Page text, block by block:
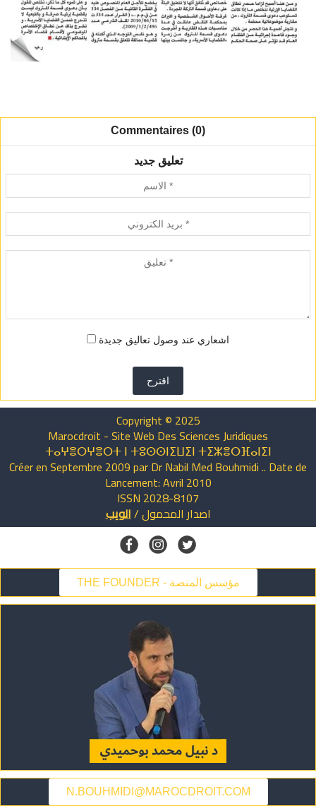
Commentaires (0)
تعليق جديد
اشعاري عند وصول تعاليق جديدة
اقترح
Copyright © 2025
Marocdroit - Site Web Des Sciences Juridiques
ⵜⴰⵖⴻⵔⵖⴻⵔⵜ ⵏ ⵜⵓⵙⵙⵏⵉⵡⵉⵏ ⵜⵉⵣⴻⵔⴼⴰⵏⵉⵏ
Créer en Septembre 2009 par Dr Nabil Med Bouhmidi .. Date de
Lancement: Avril 2010
ISSN 2028-8107
اصدار المحمول/الويب
THE FOUNDER - مؤسس المنصة
N.BOUHMIDI@MAROCDROIT.COM